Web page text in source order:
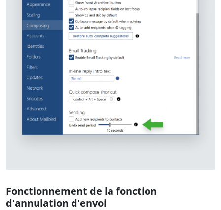
Fonctionnement de la fonction
d'annulation d'envoi